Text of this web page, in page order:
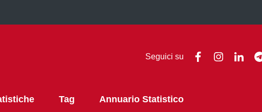
Seguici su FacebookInstagram
Tag Annuario Statistico